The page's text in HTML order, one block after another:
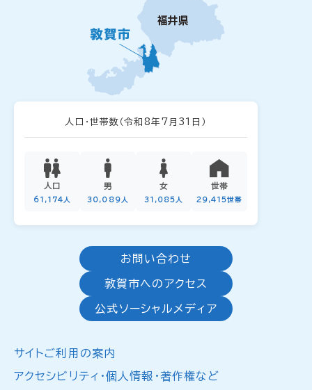
人口・世帯数 （令和8年7月31日）
人口
61,174人
男
30,089人
女
31,085人
世帯
29,415世帯
お問い合わせ
敦賀市へのアクセス
公式ソーシャルメディア
サイトご利用の案内
アクセシビリティ・個人情報・著作権など